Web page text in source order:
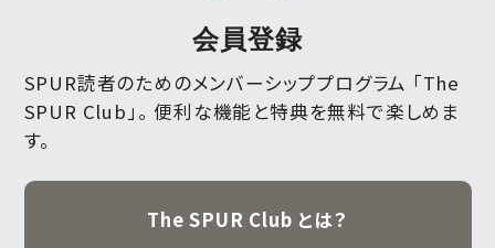
会員登録
SPUR読者のためのメンバーシッププログラム 「The
SPUR Club」。 便利な機能と特典を無料で楽しめま
す。
The SPUR Club とは？